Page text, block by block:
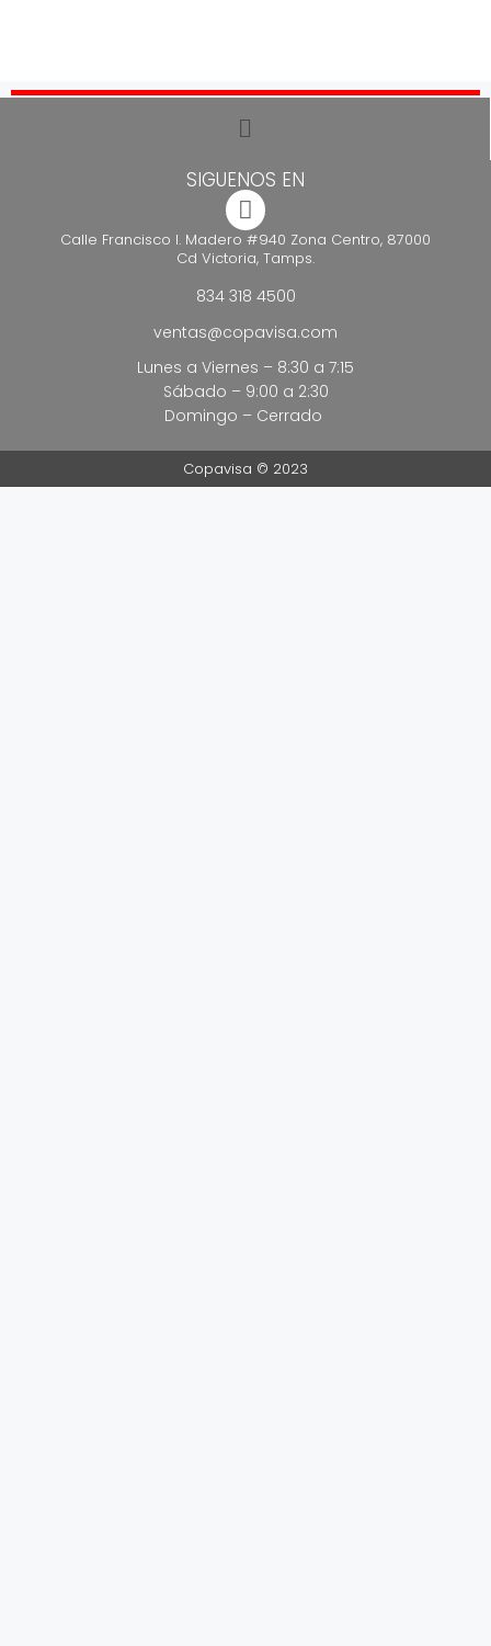
SIGUENOS EN
Calle Francisco I. Madero #940 Zona Centro, 87000
Cd Victoria, Tamps.
834 318 4500
ventas@copavisa.com
Lunes a Viernes – 8:30 a 7:15
Sábado – 9:00 a 2:30
Domingo – Cerrado
Copavisa © 2023